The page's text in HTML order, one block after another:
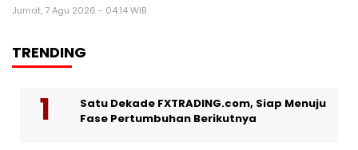
Jumat, 7 Agu 2026 - 04:14 WIB
TRENDING
Satu Dekade FXTRADING.com, Siap Menuju
Fase Pertumbuhan Berikutnya